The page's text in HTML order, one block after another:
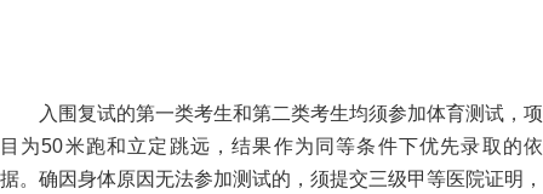
入围复试的第一类考生和第二类考生均须参加体育测试，项
目为50米跑和立定跳远，结果作为同等条件下优先录取的依
据。确因身体原因无法参加测试的，须提交三级甲等医院证明，